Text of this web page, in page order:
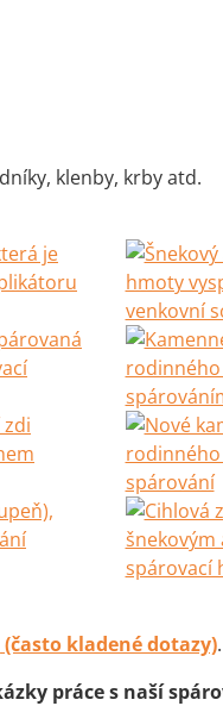
klenby, krby atd.
(často kladené dotazy).
práce s naší